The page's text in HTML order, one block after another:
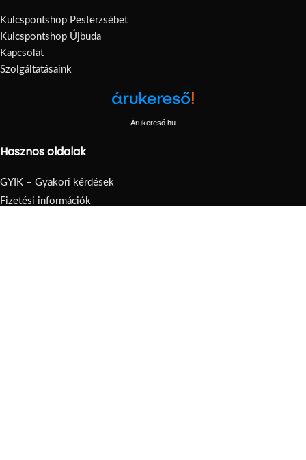
Kulcspontshop Pesterzsébet
Kulcspontshop Újbuda
Kapcsolat
Szolgáltatásaink
Árukereső.hu
Hasznos oldalak
GYIK – Gyakori kérdések
Fizetési információk